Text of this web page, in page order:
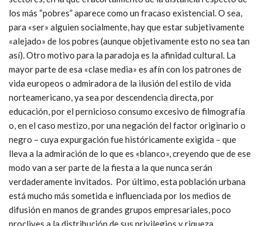
los más “pobres” aparece como un fracaso existencial. O sea,
para «ser» alguien socialmente, hay que estar subjetivamente
«alejado» de los pobres (aunque objetivamente esto no sea tan
así). Otro motivo para la paradoja es la afinidad cultural. La
mayor parte de esa «clase media» es afín con los patrones de
vida europeos o admiradora de la ilusión del estilo de vida
norteamericano, ya sea por descendencia directa, por
educación, por el pernicioso consumo excesivo de filmografía
o, en el caso mestizo, por una negación del factor originario o
negro – cuya expurgación fue históricamente exigida – que
lleva a la admiración de lo que es «blanco», creyendo que de ese
modo van a ser parte de la fiesta a la que nunca serán
verdaderamente invitados. Por último, esta población urbana
está mucho más sometida e influenciada por los medios de
difusión en manos de grandes grupos empresariales, poco
proclives a la distribución de sus privilegios y riqueza.